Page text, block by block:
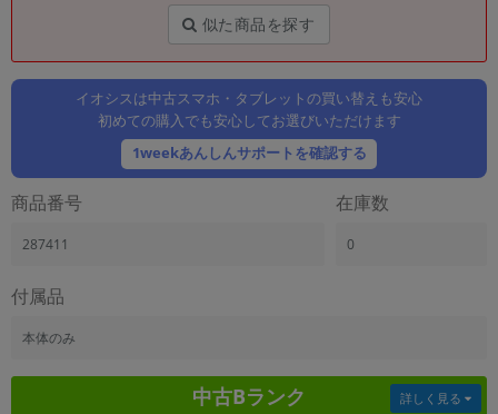
似た商品を探す
イオシスは中古スマホ・タブレットの買い替えも安心
初めての購入でも安心してお選びいただけます
1weekあんしんサポートを確認する
商品番号
287411
在庫数
0
付属品
本体のみ
中古Bランク 詳しく見る
製造、販売メーカーの絞り込み
「Apple」「SONY」「SHARP」など
機能・特徴
ドライブの絞り込み
ランク